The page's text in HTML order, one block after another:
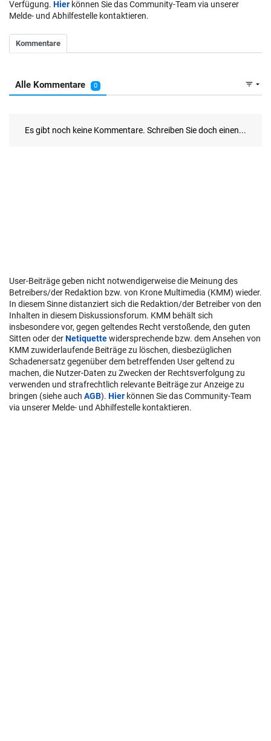
Verfügung. Hier können Sie das Community-Team via unserer
Melde- und Abhilfestelle kontaktieren.
User-Beiträge geben nicht notwendigerweise die Meinung des
Betreibers/der Redaktion bzw. von Krone Multimedia (KMM) wieder.
In diesem Sinne distanziert sich die Redaktion/der Betreiber von den
Inhalten in diesem Diskussionsforum. KMM behält sich
insbesondere vor, gegen geltendes Recht verstoßende, den guten
Sitten oder derNetiquettewidersprechende bzw. dem Ansehen von
KMM zuwiderlaufende Beiträge zu löschen, diesbezüglichen
Schadenersatz gegenüber dem betreffenden User geltend zu
machen, die Nutzer-Daten zu Zwecken der Rechtsverfolgung zu
verwenden und strafrechtlich relevante Beiträge zur Anzeige zu
bringen (siehe auch AGB). Hier können Sie das Community-Team
via unserer Melde- und Abhilfestelle kontaktieren.